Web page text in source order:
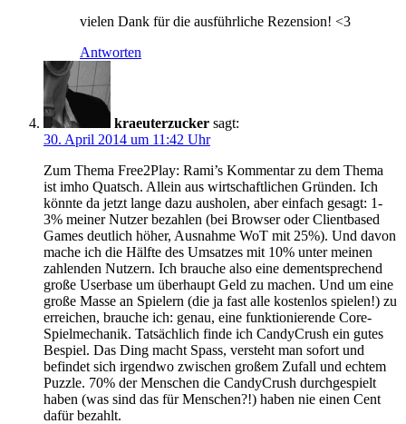
vielen Dank für die ausführliche Rezension! <3
Antworten
kraeuterzucker sagt:
30. April 2014 um 11:42 Uhr
Zum Thema Free2Play: Rami’s Kommentar zu dem Thema
ist imho Quatsch. Allein aus wirtschaftlichen Gründen. Ich
könnte da jetzt lange dazu ausholen, aber einfach gesagt: 1-
3% meiner Nutzer bezahlen (bei Browser oder Clientbased
Games deutlich höher, Ausnahme WoT mit 25%). Und davon
mache ich die Hälfte des Umsatzes mit 10% unter meinen
zahlenden Nutzern. Ich brauche also eine dementsprechend
große Userbase um überhaupt Geld zu machen. Und um eine
große Masse an Spielern (die ja fast alle kostenlos spielen!) zu
erreichen, brauche ich: genau, eine funktionierende Core-
Spielmechanik. Tatsächlich finde ich CandyCrush ein gutes
Bespiel. Das Ding macht Spass, versteht man sofort und
befindet sich irgendwo zwischen großem Zufall und echtem
Puzzle. 70% der Menschen die CandyCrush durchgespielt
haben (was sind das für Menschen?!) haben nie einen Cent
dafür bezahlt.